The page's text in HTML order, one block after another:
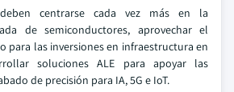
centrarse cada vez más en la
de semiconductores, aprovechar el
para las inversiones en infraestructura en
soluciones ALE para apoyar las
de precisión para IA, 5G e IoT.